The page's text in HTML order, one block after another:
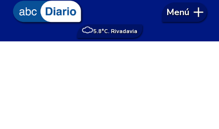
5.8°C. Rivadavia
Menú